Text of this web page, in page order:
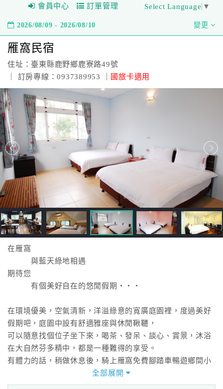
會員中心 訂單管理 Select Language ▼
2026/08/09 - 2026/08/10 變更
雁窩民宿
住址：臺東縣鹿野鄉鹿寮路49號
｜ 訂房專線：0937389953 ｜
國旅卡適用
在雁窩
與藍天綠地相遇
期待您
有個美好自在的悠閒假期‧‧‧
在環境優美，空氣清新，洋溢綠意的寬廣庭園裡，度過美好
假期吧，庭園中設有舒適雅座與休閒鞦韆，
可以隨意找個位子坐下來，喝茶、發呆、談心、賞景，沐浴
在大自然芬多精中，都是一種難得的享受。
有體力的話，稍做休息後，騎上雁窩免費腳踏車暢遊鄉間小
全部展開